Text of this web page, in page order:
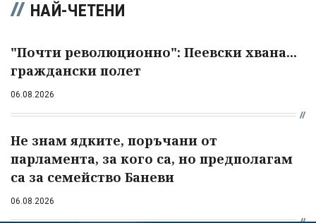
НАЙ-ЧЕТЕНИ
"Почти революционно": Пеевски хвана...
граждански полет
06.08.2026
Не знам ядките, поръчани от
парламента, за кого са, но предполагам
са за семейство Баневи
06.08.2026